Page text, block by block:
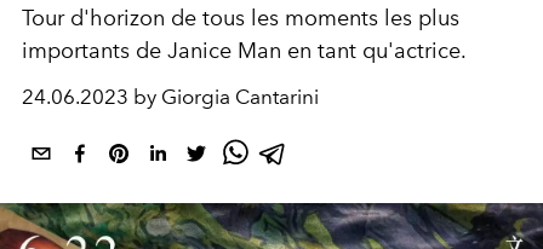
Tour d'horizon de tous les moments les plus
importants de Janice Man en tant qu'actrice.
24.06.2023 by Giorgia Cantarini